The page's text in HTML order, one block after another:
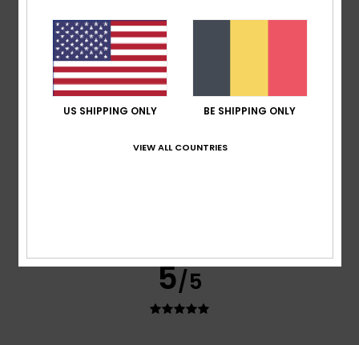
Comfort: 5/5 Prijs-kwaliteitverhouding
: 5/5
5
5/5
US SHIPPING ONLY BE SHIPPING ONLY
VIEW ALL COUNTRIES